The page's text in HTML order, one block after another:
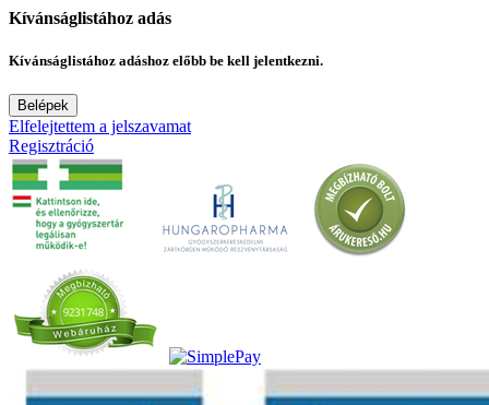
Kívánságlistához adás
Kívánságlistához adáshoz előbb be kell jelentkezni.
Belépek
Elfelejtettem a jelszavamat
Regisztráció